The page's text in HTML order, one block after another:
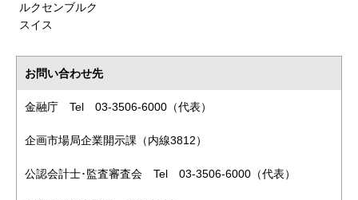
ルクセンブルク
スイス
お問い合わせ先
金融庁 Tel 03-3506-6000（代表）
企画市場局企業開示課（内線3812）
公認会計士･監査審査会 Tel 03-3506-6000（代表）